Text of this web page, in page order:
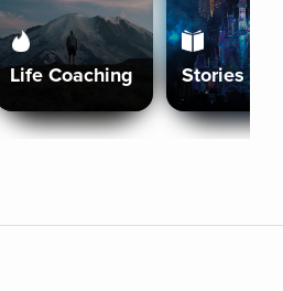
Life Coaching Stories